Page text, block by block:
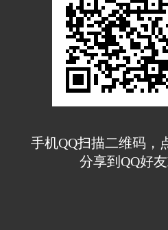
手机QQ扫描二维码，
分享到QQ好